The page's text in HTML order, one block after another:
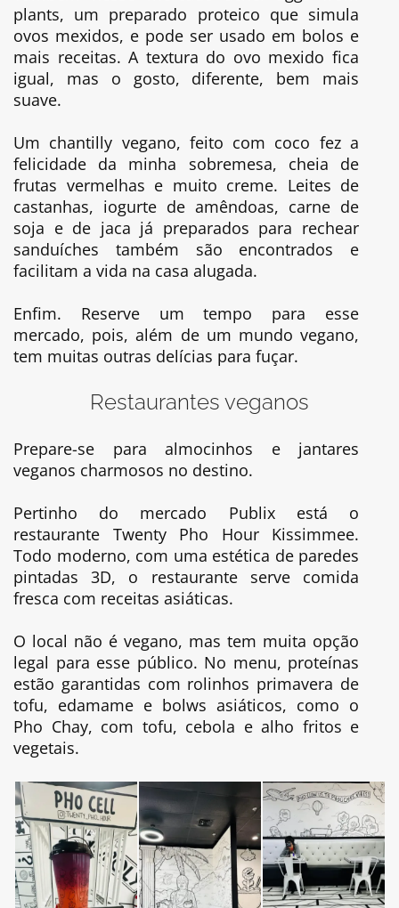
plants, um preparado proteico que simula
ovos mexidos, e pode ser usado em bolos e
mais receitas. A textura do ovo mexido fica
igual, mas o gosto, diferente, bem mais
suave.
Um chantilly vegano, feito com coco fez a
felicidade da minha sobremesa, cheia de
frutas vermelhas e muito creme. Leites de
castanhas, iogurte de amêndoas, carne de
soja e de jaca já preparados para rechear
sanduíches também são encontrados e
facilitam a vida na casa alugada.
Enfim. Reserve um tempo para esse
mercado, pois, além de um mundo vegano,
tem muitas outras delícias para fuçar.
Restaurantes veganos
Prepare-se para almocinhos e jantares
veganos charmosos no destino.
Pertinho do mercado Publix está o
restaurante Twenty Pho Hour Kissimmee.
Todo moderno, com uma estética de paredes
pintadas 3D, o restaurante serve comida
fresca com receitas asiáticas.
O local não é vegano, mas tem muita opção
legal para esse público. No menu, proteínas
estão garantidas com rolinhos primavera de
tofu, edamame e bolws asiáticos, como o
Pho Chay, com tofu, cebola e alho fritos e
vegetais.